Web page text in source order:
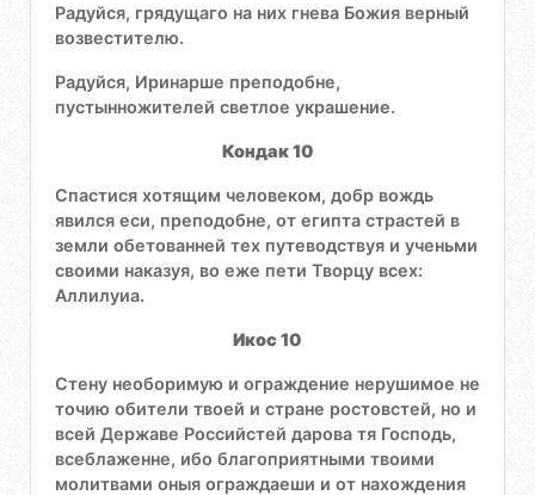
Радуйся, грядущаго на них гнева Божия верный
возвестителю.
Радуйся, Иринарше преподобне,
пустынножителей светлое украшение.
Кондак 10
Спастися хотящим человеком, добр вождь
явился еси, преподобне, от египта страстей в
земли обетованней тех путеводствуя и ученьми
своими наказуя, во еже пети Творцу всех:
Аллилуиа.
Икос 10
Стену необоримую и ограждение нерушимое не
точию обители твоей и стране ростовстей, но и
всей Державе Российстей дарова тя Господь,
всеблаженне, ибо благоприятными твоими
молитвами оныя ограждаеши и от нахождения